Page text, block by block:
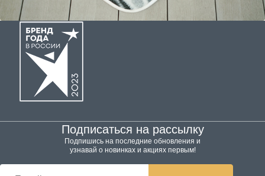
Подписаться на рассылку
Подпишись на последние обновления и
узнавай о новинках и акциях первым!